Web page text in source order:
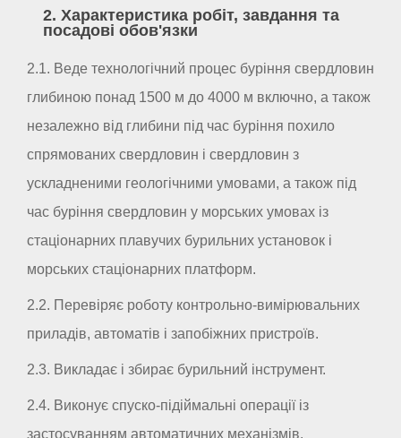
2. Характеристика робіт, завдання та
посадові обов'язки
2.1. Веде технологічний процес буріння свердловин
глибиною понад 1500 м до 4000 м включно, а також
незалежно від глибини під час буріння похило
спрямованих свердловин і свердловин з
ускладненими геологічними умовами, а також під
час буріння свердловин у морських умовах із
стаціонарних плавучих бурильних установок і
морських стаціонарних платформ.
2.2. Перевіряє роботу контрольно-вимірювальних
приладів, автоматів і запобіжних пристроїв.
2.3. Викладає і збирає бурильний інструмент.
2.4. Виконує спуско-підіймальні операції із
застосуванням автоматичних механізмів.